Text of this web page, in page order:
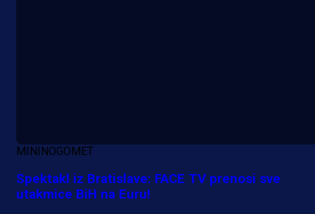
MININOGOMET
Spektakl iz Bratislave: FACE TV prenosi sve
utakmice BiH na Euru!